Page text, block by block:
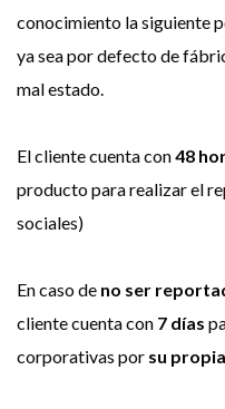
conocimiento la siguiente
ya sea por defecto de
mal estado.
El cliente cuenta con48
producto para realizar el
sociales)
En caso de no ser
cliente cuenta con 7 días
corporativas por su